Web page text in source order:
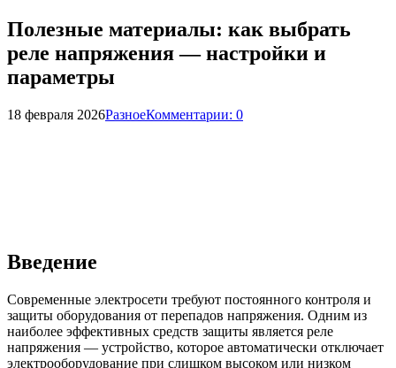
Полезные материалы: как выбрать
реле напряжения — настройки и
параметры
18 февраля 2026РазноеКомментарии: 0
Введение
Современные электросети требуют постоянного контроля и
защиты оборудования от перепадов напряжения. Одним из
наиболее эффективных средств защиты является реле
напряжения — устройство, которое автоматически отключает
электрооборудование при слишком высоком или низком